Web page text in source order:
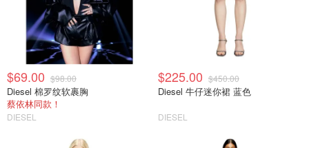
$69.00 $98.00
Diesel 棉罗纹软裹胸
蔡依林同款！
DIESEL
$225.00 $450.00
Diesel 牛仔迷你裙 蓝色
DIESEL